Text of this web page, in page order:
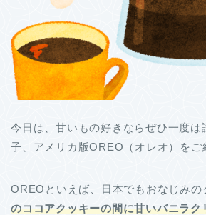
今日は、甘いもの好きならぜひ一度は
子、アメリカ版OREO（オレオ）をご
OREOといえば、日本でもおなじみの
のココアクッキーの間に甘いバニラク